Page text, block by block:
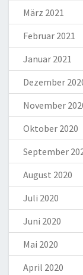
März 2021
Februar 2021
Januar 2021
Dezember
November
Oktober 2020
September
August 2020
Juli 2020
Juni 2020
Mai 2020
April 2020